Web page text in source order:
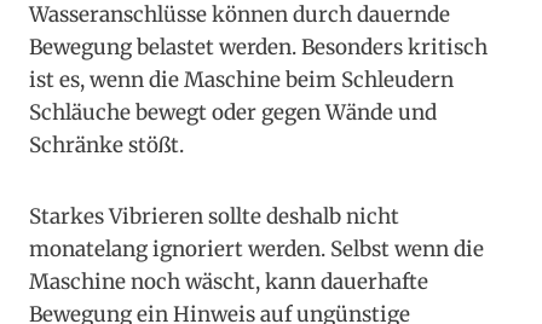
Wasseranschlüsse können durch dauernde
Bewegung belastet werden. Besonders kritisch
ist es, wenn die Maschine beim Schleudern
Schläuche bewegt oder gegen Wände und
Schränke stößt.
Starkes Vibrieren sollte deshalb nicht
monatelang ignoriert werden. Selbst wenn die
Maschine noch wäscht, kann dauerhafte
Bewegung ein Hinweis auf ungünstige